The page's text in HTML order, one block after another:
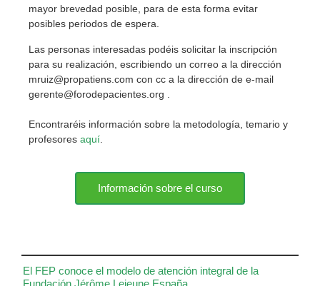
El FEP conoce el modelo de atención integral de la
Fundación Jérôme Lejeune España
mayor brevedad posible, para de esta forma evitar
posibles periodos de espera.
Las personas interesadas podéis solicitar la inscripción
para su realización, escribiendo un correo a la dirección
mruiz@propatiens.com con cc a la dirección de e-mail
gerente@forodepacientes.org .
Encontraréis información sobre la metodología, temario y
profesores aquí
Información sobre el curso